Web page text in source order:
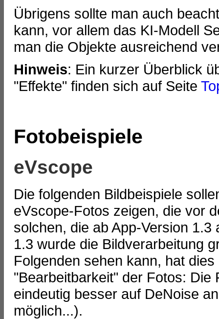
Übrigens sollte man auch
kann, vor allem das KI-Modell
man die Objekte ausreichend
Hinweis: Ein kurzer Überblick
"Effekte" finden sich auf Seite
Fotobeispiele
eVscope
Die folgenden Bildbeispiele
eVscope-Fotos zeigen, die vor
solchen, die ab App-Version
1.3 wurde die Bildverarbeitung
Folgenden sehen kann, hat
"Bearbeitbarkeit" der Fotos: Die
eindeutig besser auf DeNoise
möglich...).